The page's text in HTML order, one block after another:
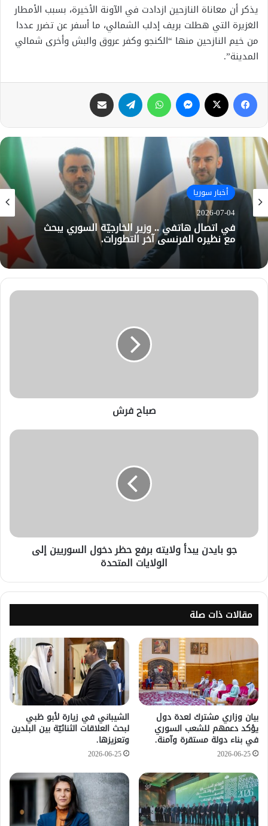
يذكر أن معاناة النازحين ازدادت في الآونة الأخيرة، بسبب الأمطار
الغزيرة التي هطلت بريف إدلب الشمالي، ما أسفر عن تضرر عددا
من خيم النازحين منها “الكنجو وكفر عروق والبش وأخرى شمالي
المدينة”.
فيسبوك ماسنجر واتساب تيلقرام
أخبار سوريا
2026-07-04
في اتصال هاتفي .. وزير الخارجيّة السوري يبحث
مع نظيره الفرنسي آخر التطورات.
صباح فرش
جو بايدن يبدأ ولايته برفع حظر دخول السوريين إلى
الولايات المتحدة
مقالات ذات صلة
بيان وزاري مشترك لعدة دول
يؤكد دعمهم للشعب السوري
في بناء دولة مستقرة وآمنة.
2026-06-25
الشيباني في زيارة لأبو ظبي
لبحث العلاقات الثنائيّة بين البلدين
وتعزيزها.
2026-06-25